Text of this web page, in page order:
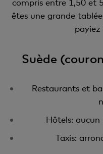
compris entre 1,50 et
êtes une grande
payiez
Suède
Restaurants et
Hôtels: aucun
Taxis: